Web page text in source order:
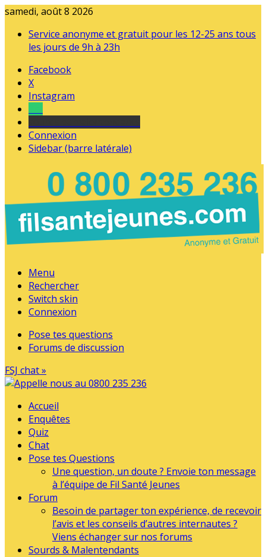
samedi, août 8 2026
Service anonyme et gratuit pour les 12-25 ans tous
les jours de 9h à 23h
Facebook
X
Instagram
Connexion
Sidebar (barre latérale)
Menu
Rechercher
Switch skin
Connexion
Pose tes questions
Forums de discussion
FSJ chat »
Accueil
Enquêtes
Quiz
Chat
Pose tes Questions
Une question, un doute ? Envoie ton message
à l’équipe de Fil Santé Jeunes
Forum
Besoin de partager ton expérience, de recevoir
l’avis et les conseils d’autres internautes ?
Viens échanger sur nos forums
Sourds & Malentendants